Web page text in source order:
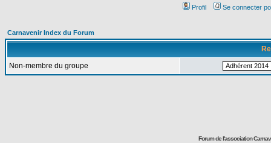
Profil
Se connecter
Carnavenir Index du Forum
Non-membre du groupe
Forum de l'association